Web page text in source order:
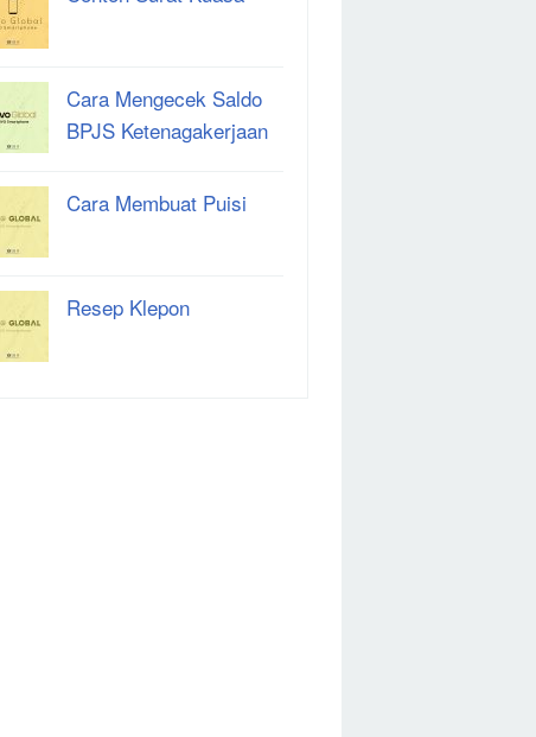
Cara Mengecek Saldo
BPJS Ketenagakerjaan
Cara Membuat Puisi
Resep Klepon